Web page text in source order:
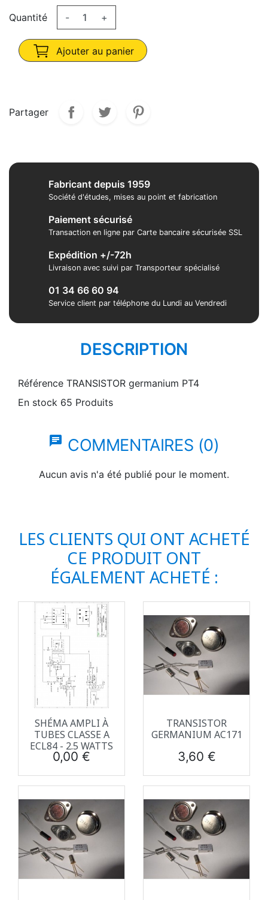
Quantité - +
Ajouter au panier
Partager
Fabricant depuis 1959
Société d'études, mises au point et fabrication
Paiement sécurisé
Transaction en ligne par Carte bancaire sécurisée SSL
Expédition +/-72h
Livraison avec suivi par Transporteur spécialisé
01 34 66 60 94
Service client par téléphone du Lundi au Vendredi
DESCRIPTION
Référence TRANSISTOR germanium PT4
En stock 65 Produits
chat COMMENTAIRES (0)
Aucun avis n'a été publié pour le moment.
LES CLIENTS QUI ONT ACHETÉ
CE PRODUIT ONT
ÉGALEMENT ACHETÉ :
SHÉMA AMPLI À
TUBES CLASSE A
ECL84 - 2.5 WATTS
Prix
0,00 €
TRANSISTOR
GERMANIUM AC171
Prix
3,60 €